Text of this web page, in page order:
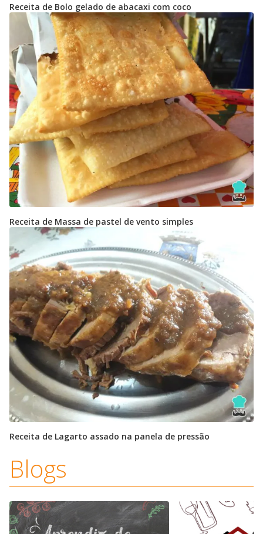
Receita de Bolo gelado de abacaxi com coco
Receita de Massa de pastel de vento simples
Receita de Lagarto assado na panela de pressão
Blogs